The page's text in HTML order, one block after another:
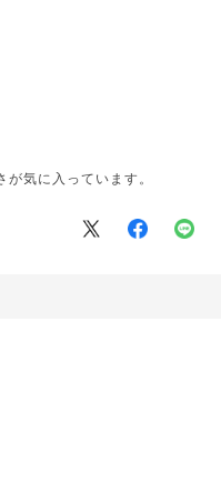
気に入っています。